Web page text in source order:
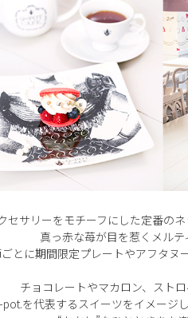
セサリーをモチーフにした定番の
真っ赤な苺が目を惹くメルテ
とに期間限定プレートやアフタヌ
チョコレートやマカロン、ストロ
pot.を代表するスイーツをイメージ